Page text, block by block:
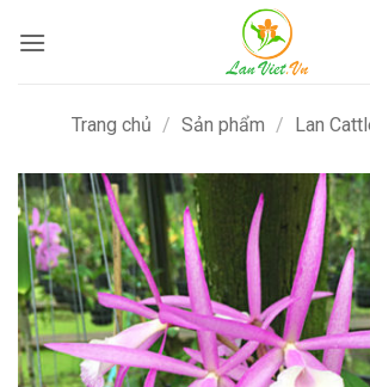
qua
Trang chủ / Sản phẩm / Lan